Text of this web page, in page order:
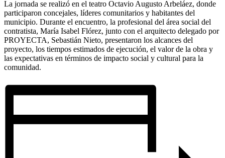
La jornada se realizó en el teatro Octavio Augusto Arbeláez, donde
participaron concejales, líderes comunitarios y habitantes del
municipio. Durante el encuentro, la profesional del área social del
contratista, María Isabel Flórez, junto con el arquitecto delegado por
PROYECTA, Sebastián Nieto, presentaron los alcances del
proyecto, los tiempos estimados de ejecución, el valor de la obra y
las expectativas en términos de impacto social y cultural para la
comunidad.